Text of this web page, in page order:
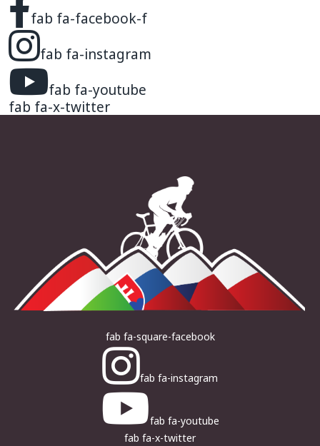
fab fa-facebook-f
fab fa-instagram
fab fa-youtube
fab fa-x-twitter
fab fa-square-facebook
fab fa-instagram
fab fa-youtube
fab fa-x-twitter